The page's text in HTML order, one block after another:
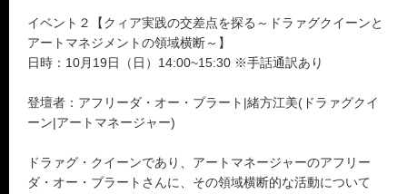
イベント２【クィア実践の交差点を探る～ドラァグクイーンと
アートマネジメントの領域横断～】
日時：10月19日（日）14:00~15:30 ※手話通訳あり
登壇者：アフリーダ・オー・ブラート|緒方江美(ドラァグクイ
ーン|アートマネージャー)
ドラァグ・クイーンであり、アートマネージャーのアフリー
ダ・オー・ブラートさんに、その領域横断的な活動について